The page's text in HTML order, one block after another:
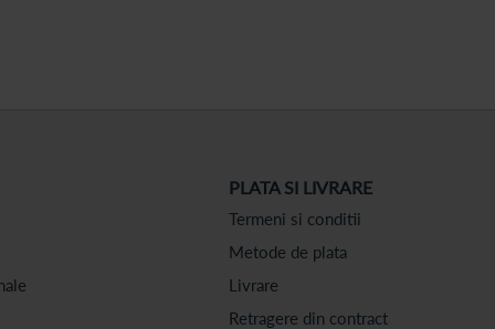
PLATA SI LIVRARE
Termeni si conditii
Metode de plata
Livrare
Retragere din contract